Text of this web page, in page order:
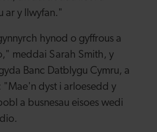
ar y llwyfan."
hynod o gyffrous a
meddai Sarah Smith, y
Banc Datblygu Cymru, a
dyst i arloesedd y
a busnesau eisoes wedi